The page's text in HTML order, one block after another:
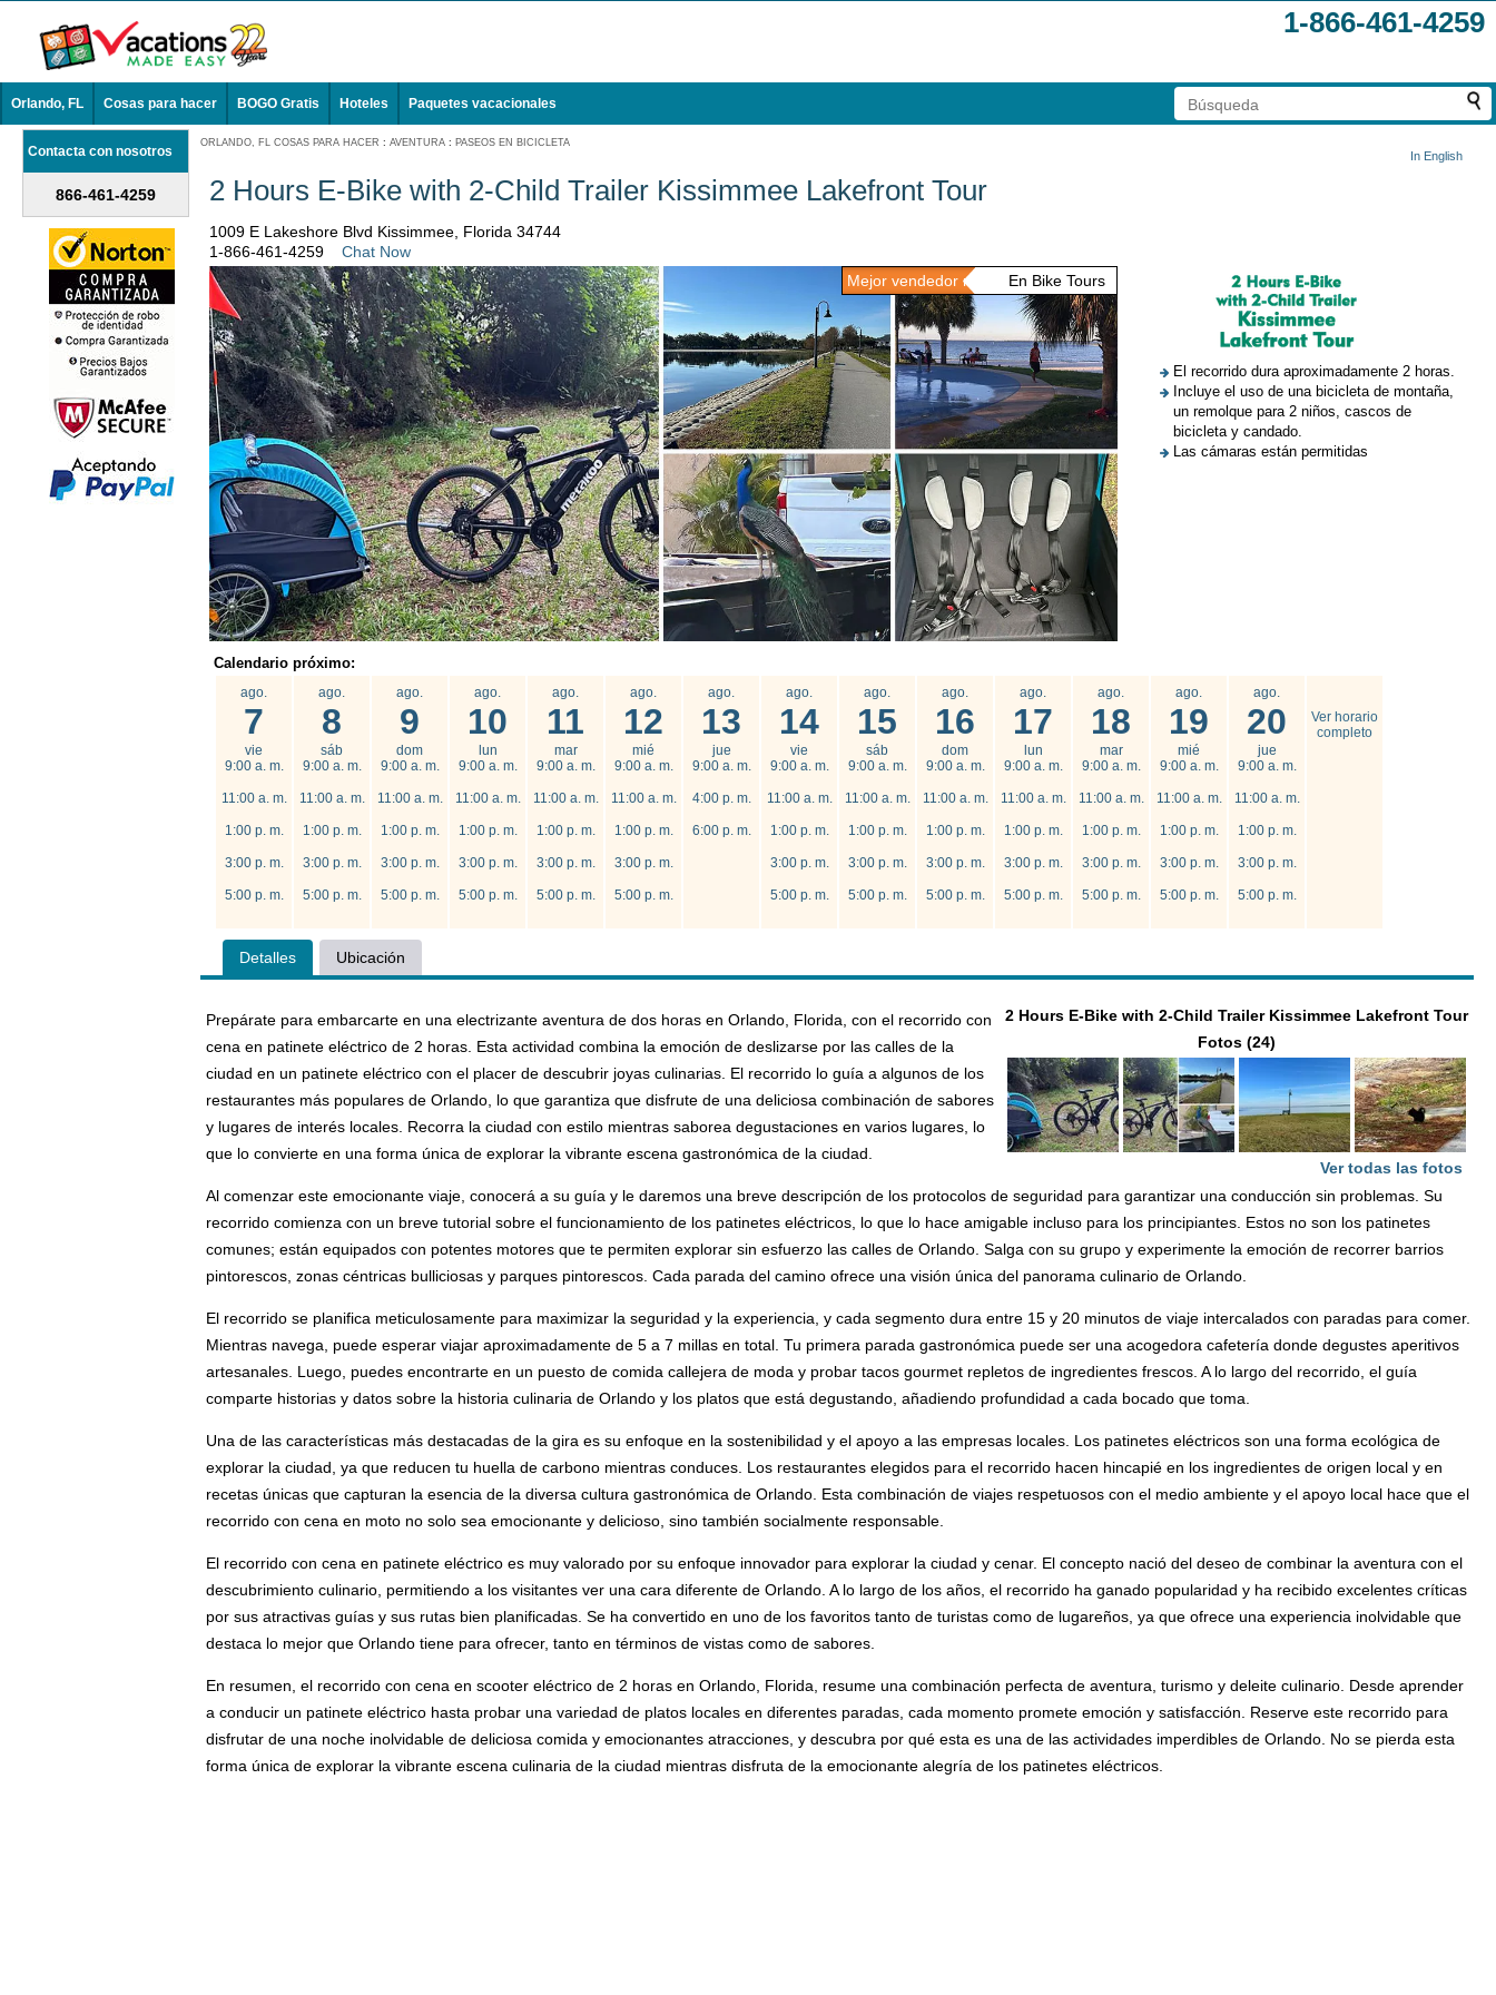
1-866-461-4259
Orlando, FL Cosas para hacer BOGO Gratis Hoteles Paquetes vacacionales
Contacta con nosotros
866-461-4259
ORLANDO, FL COSAS PARA HACER : AVENTURA : PASEOS EN BICICLETA
In English
2 Hours E-Bike with 2-Child Trailer Kissimmee Lakefront Tour
1009 E Lakeshore Blvd Kissimmee, Florida 34744
1-866-461-4259
Chat Now
El recorrido dura aproximadamente 2 horas.
Incluye el uso de una bicicleta de montaña,
un remolque para 2 niños, cascos de
bicicleta y candado.
Las cámaras están permitidas
Mejor vendedor n.º 3 En Bike Tours
Calendario próximo:
ago.
7
vie
9:00 a. m.
11:00 a. m.
1:00 p. m.
3:00 p. m.
5:00 p. m.
ago.
8
sáb
9:00 a. m.
11:00 a. m.
1:00 p. m.
3:00 p. m.
5:00 p. m.
ago.
9
dom
9:00 a. m.
11:00 a. m.
1:00 p. m.
3:00 p. m.
5:00 p. m.
ago.
10
lun
9:00 a. m.
11:00 a. m.
1:00 p. m.
3:00 p. m.
5:00 p. m.
ago.
11
mar
9:00 a. m.
11:00 a. m.
1:00 p. m.
3:00 p. m.
5:00 p. m.
ago.
12
mié
9:00 a. m.
11:00 a. m.
1:00 p. m.
3:00 p. m.
5:00 p. m.
ago.
13
jue
9:00 a. m.
4:00 p. m.
6:00 p. m.
ago.
14
vie
9:00 a. m.
11:00 a. m.
1:00 p. m.
3:00 p. m.
5:00 p. m.
ago.
15
sáb
9:00 a. m.
11:00 a. m.
1:00 p. m.
3:00 p. m.
5:00 p. m.
ago.
16
dom
9:00 a. m.
11:00 a. m.
1:00 p. m.
3:00 p. m.
5:00 p. m.
ago.
17
lun
9:00 a. m.
11:00 a. m.
1:00 p. m.
3:00 p. m.
5:00 p. m.
ago.
18
mar
9:00 a. m.
11:00 a. m.
1:00 p. m.
3:00 p. m.
5:00 p. m.
ago.
19
mié
9:00 a. m.
11:00 a. m.
1:00 p. m.
3:00 p. m.
5:00 p. m.
ago.
20
jue
9:00 a. m.
11:00 a. m.
1:00 p. m.
3:00 p. m.
5:00 p. m.
Ver horario
completo
Detalles Ubicación
2 Hours E-Bike with 2-Child Trailer Kissimmee Lakefront Tour
Fotos (24)
Ver todas las fotos
Prepárate para embarcarte en una electrizante aventura de dos horas en Orlando, Florida, con el recorrido con
cena en patinete eléctrico de 2 horas. Esta actividad combina la emoción de deslizarse por las calles de la
ciudad en un patinete eléctrico con el placer de descubrir joyas culinarias. El recorrido lo guía a algunos de los
restaurantes más populares de Orlando, lo que garantiza que disfrute de una deliciosa combinación de sabores
y lugares de interés locales. Recorra la ciudad con estilo mientras saborea degustaciones en varios lugares, lo
que lo convierte en una forma única de explorar la vibrante escena gastronómica de la ciudad.
Al comenzar este emocionante viaje, conocerá a su guía y le daremos una breve descripción de los protocolos de seguridad para garantizar una conducción sin problemas. Su
recorrido comienza con un breve tutorial sobre el funcionamiento de los patinetes eléctricos, lo que lo hace amigable incluso para los principiantes. Estos no son los patinetes
comunes; están equipados con potentes motores que te permiten explorar sin esfuerzo las calles de Orlando. Salga con su grupo y experimente la emoción de recorrer barrios
pintorescos, zonas céntricas bulliciosas y parques pintorescos. Cada parada del camino ofrece una visión única del panorama culinario de Orlando.
El recorrido se planifica meticulosamente para maximizar la seguridad y la experiencia, y cada segmento dura entre 15 y 20 minutos de viaje intercalados con paradas para comer.
Mientras navega, puede esperar viajar aproximadamente de 5 a 7 millas en total. Tu primera parada gastronómica puede ser una acogedora cafetería donde degustes aperitivos
artesanales. Luego, puedes encontrarte en un puesto de comida callejera de moda y probar tacos gourmet repletos de ingredientes frescos. A lo largo del recorrido, el guía
comparte historias y datos sobre la historia culinaria de Orlando y los platos que está degustando, añadiendo profundidad a cada bocado que toma.
Una de las características más destacadas de la gira es su enfoque en la sostenibilidad y el apoyo a las empresas locales. Los patinetes eléctricos son una forma ecológica de
explorar la ciudad, ya que reducen tu huella de carbono mientras conduces. Los restaurantes elegidos para el recorrido hacen hincapié en los ingredientes de origen local y en
recetas únicas que capturan la esencia de la diversa cultura gastronómica de Orlando. Esta combinación de viajes respetuosos con el medio ambiente y el apoyo local hace que el
recorrido con cena en moto no solo sea emocionante y delicioso, sino también socialmente responsable.
El recorrido con cena en patinete eléctrico es muy valorado por su enfoque innovador para explorar la ciudad y cenar. El concepto nació del deseo de combinar la aventura con el
descubrimiento culinario, permitiendo a los visitantes ver una cara diferente de Orlando. A lo largo de los años, el recorrido ha ganado popularidad y ha recibido excelentes críticas
por sus atractivas guías y sus rutas bien planificadas. Se ha convertido en uno de los favoritos tanto de turistas como de lugareños, ya que ofrece una experiencia inolvidable que
destaca lo mejor que Orlando tiene para ofrecer, tanto en términos de vistas como de sabores.
En resumen, el recorrido con cena en scooter eléctrico de 2 horas en Orlando, Florida, resume una combinación perfecta de aventura, turismo y deleite culinario. Desde aprender
a conducir un patinete eléctrico hasta probar una variedad de platos locales en diferentes paradas, cada momento promete emoción y satisfacción. Reserve este recorrido para
disfrutar de una noche inolvidable de deliciosa comida y emocionantes atracciones, y descubra por qué esta es una de las actividades imperdibles de Orlando. No se pierda esta
forma única de explorar la vibrante escena culinaria de la ciudad mientras disfruta de la emocionante alegría de los patinetes eléctricos.